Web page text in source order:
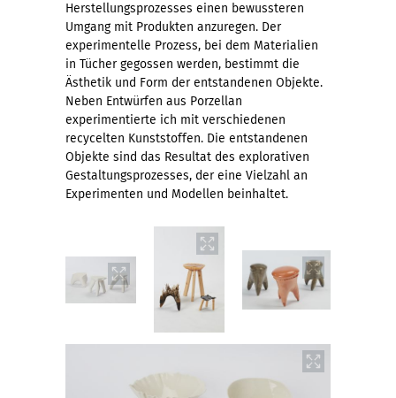
Herstellungsprozesses einen bewussteren
Umgang mit Produkten anzuregen. Der
experimentelle Prozess, bei dem Materialien
in Tücher gegossen werden, bestimmt die
Ästhetik und Form der entstandenen Objekte.
Neben Entwürfen aus Porzellan
experimentierte ich mit verschiedenen
recycelten Kunststoffen. Die entstandenen
Objekte sind das Resultat des explorativen
Gestaltungsprozesses, der eine Vielzahl an
Experimenten und Modellen beinhaltet.